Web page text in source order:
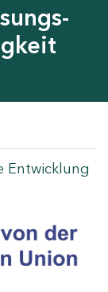
Entwicklung